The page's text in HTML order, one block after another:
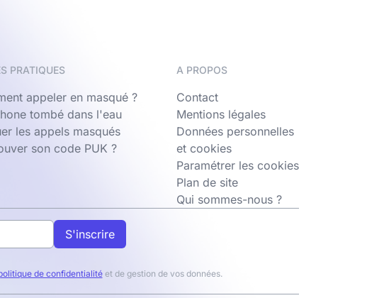
PRATIQUES
appeler en masqué ?
tombé dans l'eau
les appels masqués
son code PUK ?
A PROPOS
Contact
Mentions légales
Données personnelles
et cookies
Paramétrer les cookies
Plan de site
Qui sommes-nous ?
S'inscrire
de confidentialitéet de gestion de vos données.